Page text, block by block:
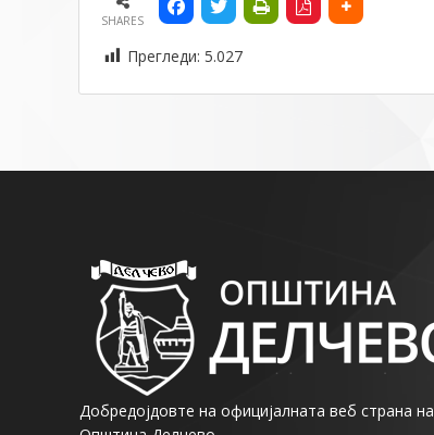
SHARES
Прегледи: 5.027
Добредојдовте на официјалната веб страна на